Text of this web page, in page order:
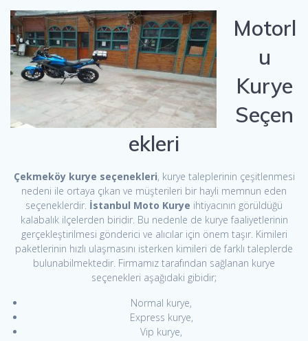
Motorl
u
Kurye
Seçen
ekleri
Çekmeköy kurye seçenekleri, kurye taleplerinin çeşitlenmesi
nedeni ile ortaya çıkan ve müşterileri bir hayli memnun eden
seçeneklerdir. İstanbul Moto Kurye ihtiyacının görüldüğü
kalabalık ilçelerden biridir. Bu nedenle de kurye faaliyetlerinin
gerçekleştirilmesi gönderici ve alıcılar için önem taşır. Kimileri
paketlerinin hızlı ulaşmasını isterken kimileri de farklı taleplerde
bulunabilmektedir. Firmamız tarafından sağlanan kurye
seçenekleri aşağıdaki gibidir;
Normal kurye,
Express kurye,
Vip kurye,